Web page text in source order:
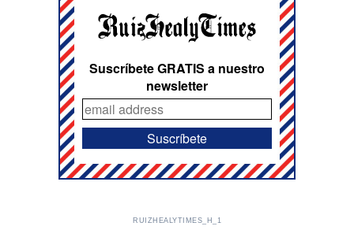
Suscríbete GRATIS a nuestro
newsletter
RUIZHEALYTIMES_H_1